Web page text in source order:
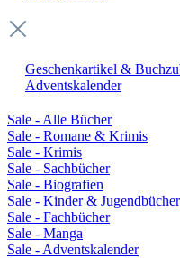
Geschenkartikel &
Adventskalender
Sale - Alle Bücher
Sale - Romane & Krimis
Sale - Krimis
Sale - Sachbücher
Sale - Biografien
Sale - Kinder & Jugendbücher
Sale - Fachbücher
Sale - Manga
Sale - Adventskalender